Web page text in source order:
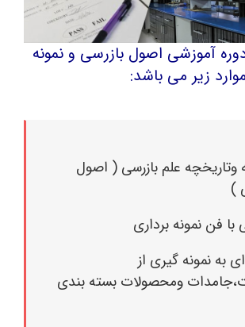
آموزشی اصول بازرسی و نمونه
زیر می باشد:
وتاریخچه علم بازرسی ( اصول
)
با فن نمونه برداری
به نمونه گیری از
ومحصولات بسته بندی